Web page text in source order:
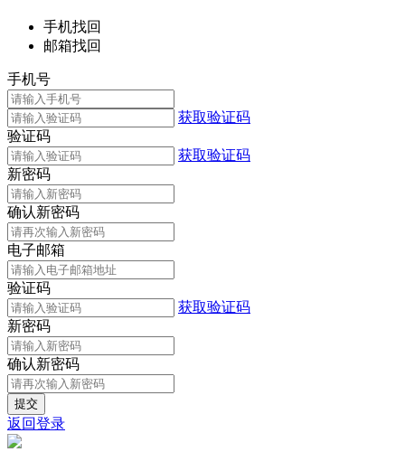
手机找回
邮箱找回
手机号
获取验证码
验证码
获取验证码
新密码
确认新密码
电子邮箱
验证码
获取验证码
新密码
确认新密码
返回登录